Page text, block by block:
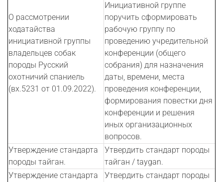
О рассмотрении
ходатайства
инициативной группы
владельцев собак
породы Русский
охотничий спаниель
(вх.5231 от 01.09.2022).
Инициативной группе
поручить сформировать
рабочую группу по
проведению учредительной
конференции (общего
собрания) для назначения
даты, времени, места
проведения конференции,
формирования повестки дня
конференции и решения
иных организационных
вопросов.
Утверждение стандарта
породы тайган.
Утвердить стандарт породы
тайган / taygan.
Утверждение стандарта
Утвердить стандарт породы